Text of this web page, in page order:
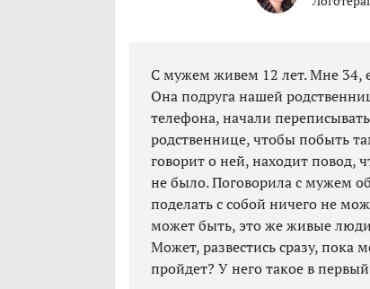
С мужем живем 12 лет. Мне 34,
Она подруга нашей
телефона, начали
родственнице, чтобы побыть
говорит о ней, находит повод,
не было. Поговорила с мужем
поделать с собой ничего не
может быть, это же живые
Может, развестись сразу,
пройдет? У него такое в